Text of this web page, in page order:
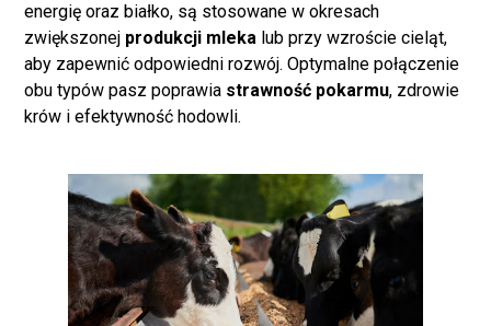
energię oraz białko, są stosowane w okresach
zwiększonej produkcji mleka lub przy wzroście cieląt,
aby zapewnić odpowiedni rozwój. Optymalne połączenie
obu typów pasz poprawia strawność pokarmu, zdrowie
krów i efektywność hodowli.